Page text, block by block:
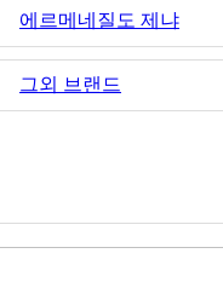
에르메네질도 제냐
그외 브랜드